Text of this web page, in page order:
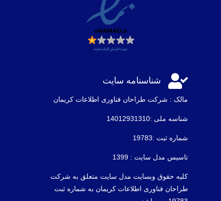
 شناسنامه سایت
مالک : شرکت طراحان فناوری اطلاعات كريمان
شناسه ملی :14012931310
شماره ثبت :19783
تاسیس مدل سایت : 1399
کلیه حقوق وبسایت مدل سایت متعلق به شرکت
طراحان فناوری اطلاعات کریمان به شماره ثبت